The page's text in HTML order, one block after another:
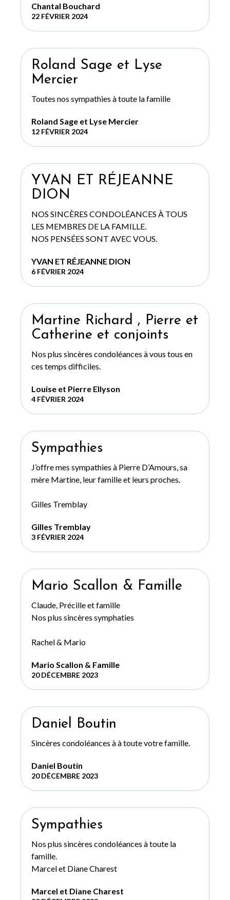
Chantal Bouchard
22 FÉVRIER 2024
Roland Sage et Lyse
Mercier
Toutes nos sympathies à toute la famille
Roland Sage et Lyse Mercier
12 FÉVRIER 2024
YVAN ET RÉJEANNE
DION
NOS SINCÈRES CONDOLÉANCES À TOUS
LES MEMBRES DE LA FAMILLE.
NOS PENSÉES SONT AVEC VOUS.
YVAN ET RÉJEANNE DION
6 FÉVRIER 2024
Martine Richard , Pierre et
Catherine et conjoints
Nos plus sincères condoléances à vous tous en
ces temps difficiles.
Louise et Pierre Ellyson
4 FÉVRIER 2024
Sympathies
J’offre mes sympathies à Pierre D’Amours, sa
mère Martine, leur famille et leurs proches.
Gilles Tremblay
Gilles Tremblay
3 FÉVRIER 2024
Mario Scallon & Famille
Claude, Précille et famille
Nos plus sincères symphaties
Rachel & Mario
Mario Scallon & Famille
20 DÉCEMBRE 2023
Daniel Boutin
Sincères condoléances à à toute votre famille.
Daniel Boutin
20 DÉCEMBRE 2023
Sympathies
Nos plus sincères condoléances à toute la
famille.
Marcel et Diane Charest
Marcel et Diane Charest